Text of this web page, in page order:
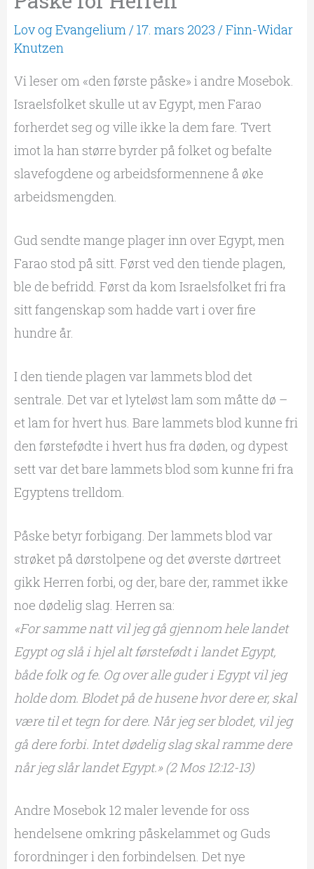
Lov og Evangelium/17. mars 2023 /Finn-Widar
Knutzen
Vi leser om «den første påske» i andre Mosebok.
Israelsfolket skulle ut av Egypt, men Farao
forherdet seg og ville ikke la dem fare. Tvert
imot la han større byrder på folket og befalte
slavefogdene og arbeidsformennene å øke
arbeidsmengden.
Gud sendte mange plager inn over Egypt, men
Farao stod på sitt. Først ved den tiende plagen,
ble de befridd. Først da kom Israelsfolket fri fra
sitt fangenskap som hadde vart i over fire
hundre år.
I den tiende plagen var lammets blod det
sentrale. Det var et lyteløst lam som måtte dø –
et lam for hvert hus. Bare lammets blod kunne fri
den førstefødte i hvert hus fra døden, og dypest
sett var det bare lammets blod som kunne fri fra
Egyptens trelldom.
Påske betyr forbigang. Der lammets blod var
strøket på dørstolpene og det øverste dørtreet
gikk Herren forbi, og der, bare der, rammet ikke
noe dødelig slag. Herren sa:
«For samme natt vil jeg gå gjennom hele landet
Egypt og slå i hjel alt førstefødt i landet Egypt,
både folk og fe. Og over alle guder i Egypt vil jeg
holde dom. Blodet på de husene hvor dere er, skal
være til et tegn for dere. Når jeg ser blodet, vil jeg
gå dere forbi. Intet dødelig slag skal ramme dere
når jeg slår landet Egypt.» (2 Mos 12:12-13)
Andre Mosebok 12 maler levende for oss
hendelsene omkring påskelammet og Guds
forordninger i den forbindelsen. Det nye